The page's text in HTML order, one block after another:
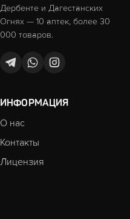
Дербенте и Дагестанских
Огнях — 10 аптек, более 30
000 товаров.
ИНФОРМАЦИЯ
О нас
Контакты
Лицензия